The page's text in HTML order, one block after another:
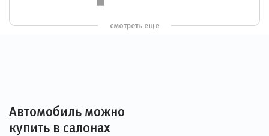
смотреть еще
Автомобиль можно
купить в салонах